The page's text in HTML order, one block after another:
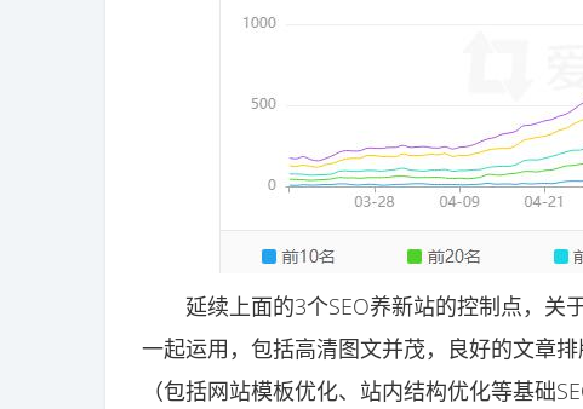
延续上面的3个SEO养新站的控制点，关
一起运用，包括高清图文并茂，良好的文章
（包括网站模板优化、站内结构优化等基础